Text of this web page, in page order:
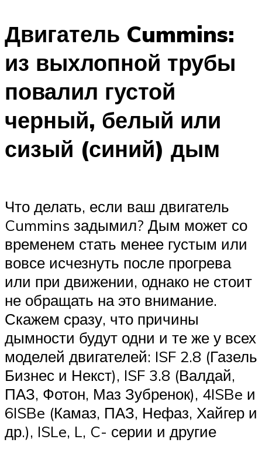
Двигатель Cummins:
из выхлопной трубы
повалил густой
черный, белый или
сизый (синий) дым
Что делать, если ваш двигатель
Cummins задымил? Дым может со
временем стать менее густым или
вовсе исчезнуть после прогрева
или при движении, однако не стоит
не обращать на это внимание.
Скажем сразу, что причины
дымности будут одни и те же у всех
моделей двигателей: ISF 2.8 (Газель
Бизнес и Некст), ISF 3.8 (Валдай,
ПАЗ, Фотон, Маз Зубренок), 4ISBe и
6ISBe (Камаз, ПАЗ, Нефаз, Хайгер и
др.), ISLe, L, C- серии и другие